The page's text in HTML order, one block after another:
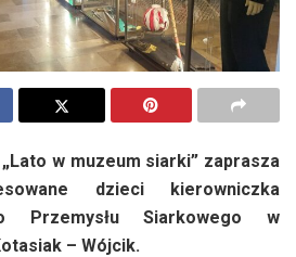
w muzeum siarki” zaprasza
dzieci kierowniczka
Przemysłu Siarkowego w
– Wójcik.